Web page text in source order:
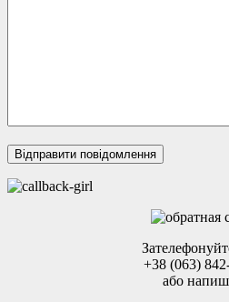
+38 (063)
або